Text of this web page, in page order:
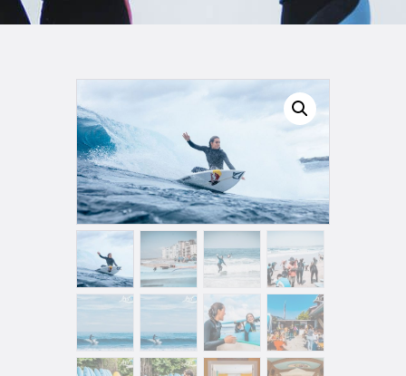
TIENDA FAMILY SURFERS